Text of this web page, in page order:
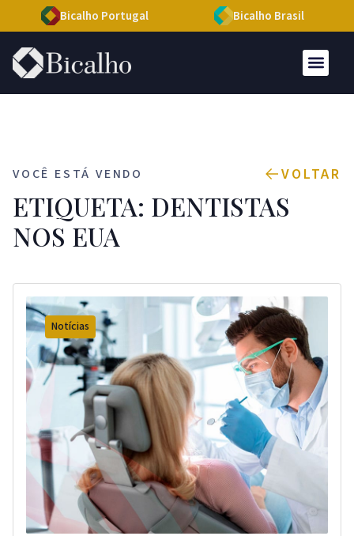
Bicalho Portugal Bicalho Brasil
VOCÊ ESTÁ VENDO VOLTAR
ETIQUETA: DENTISTAS
NOS EUA
Notícias